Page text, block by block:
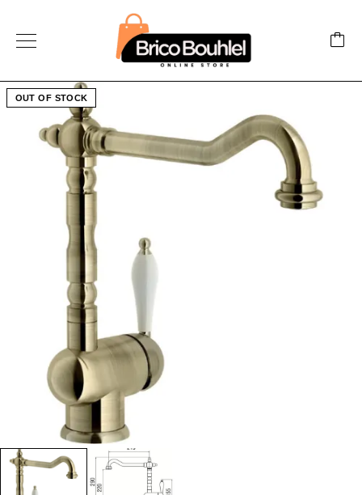
OUT OF STOCK